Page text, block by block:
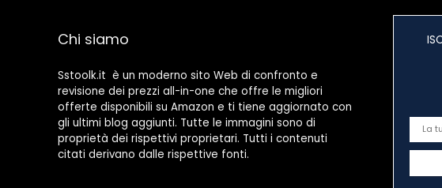
Chi siamo
Sstoolk.it è un moderno sito Web di confronto e
revisione dei prezzi all-in-one che offre le migliori
offerte disponibili su Amazon e ti tiene aggiornato con
gli ultimi blog aggiunti. Tutte le immagini sono di
proprietà dei rispettivi proprietari. Tutti i contenuti
citati derivano dalle rispettive fonti.